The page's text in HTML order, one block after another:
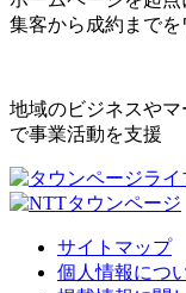
集客から成約まで
地域のビジネスや
で事業活動を支援
サイトマップ
個人情報につ